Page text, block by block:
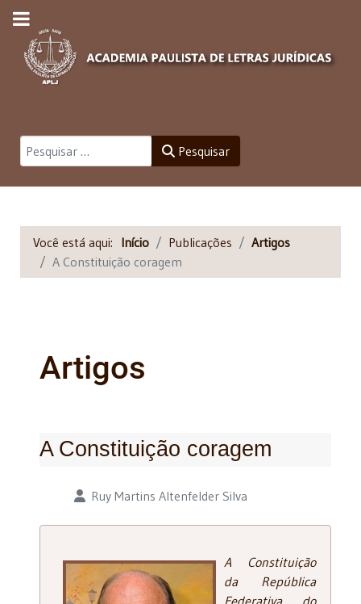
Pesquisar Pesquisar
Você está aqui: Início Publicações
Artigos
A Constituição coragem
Artigos
A Constituição coragem
Detalhes Ruy Martins Altenfelder Silva
A Constituição
da República
Federativa do